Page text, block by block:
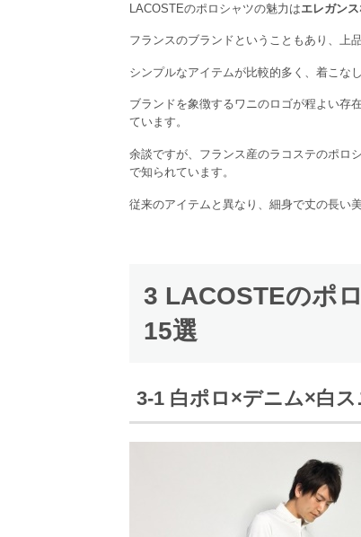
LACOSTEのポロシャツの魅力はエレガン
フランスのブランドということもあり、上
シンプルなアイテムが比較的多く、着こな
ブランドを象徴するワニのロゴが程よい存
ています。
余談ですが、フランス産のラコステのポロ
で知られています。
従来のアイテムと異なり、細身で丈の長い
3 LACOSTEのポ
15選
3-1 白ポロ×デニム×白